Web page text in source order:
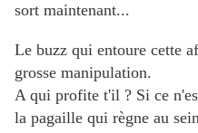
sort maintenant...
Le buzz qui entoure cette
grosse manipulation.
A qui profite t'il ? Si ce
la pagaille qui règne au